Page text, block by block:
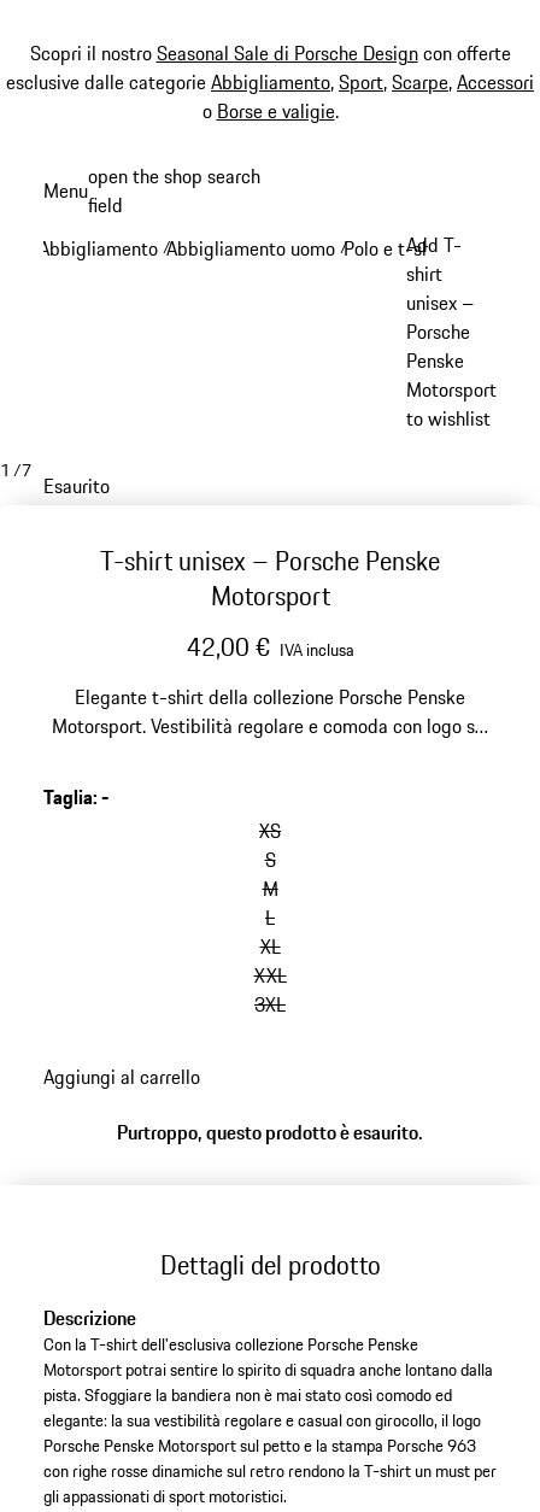
Scopri il nostroSeasonal Sale di Porsche Designcon offerte
esclusive dalle categorieAbbigliamento,Sport,Scarpe,Accessori
o Borse e valigie.
principale
Menuopen the shop search
field
Abbigliamento /Abbigliamento uomo /Polo e t-shirt/
Add T-
shirt
unisex –
Porsche
Penske
Motorsport
to wishlist
1 /7
Esaurito
T-shirt unisex – Porsche Penske
Motorsport
42,00 € IVA inclusa
Elegante t-shirt della collezione Porsche Penske
Motorsport. Vestibilità regolare e comoda con logo sul
Taglia:-
XS
S
M
L
XL
XXL
3XL
alle
Aggiungi al carrello
Purtroppo, questo prodotto è esaurito.
Dettagli del prodotto
Descrizione
Con la T-shirt dell'esclusiva collezione Porsche Penske
Motorsport potrai sentire lo spirito di squadra anche lontano dalla
pista. Sfoggiare la bandiera non è mai stato così comodo ed
elegante: la sua vestibilità regolare e casual con girocollo, il logo
Porsche Penske Motorsport sul petto e la stampa Porsche 963
con righe rosse dinamiche sul retro rendono la T-shirt un must per
gli appassionati di sport motoristici.